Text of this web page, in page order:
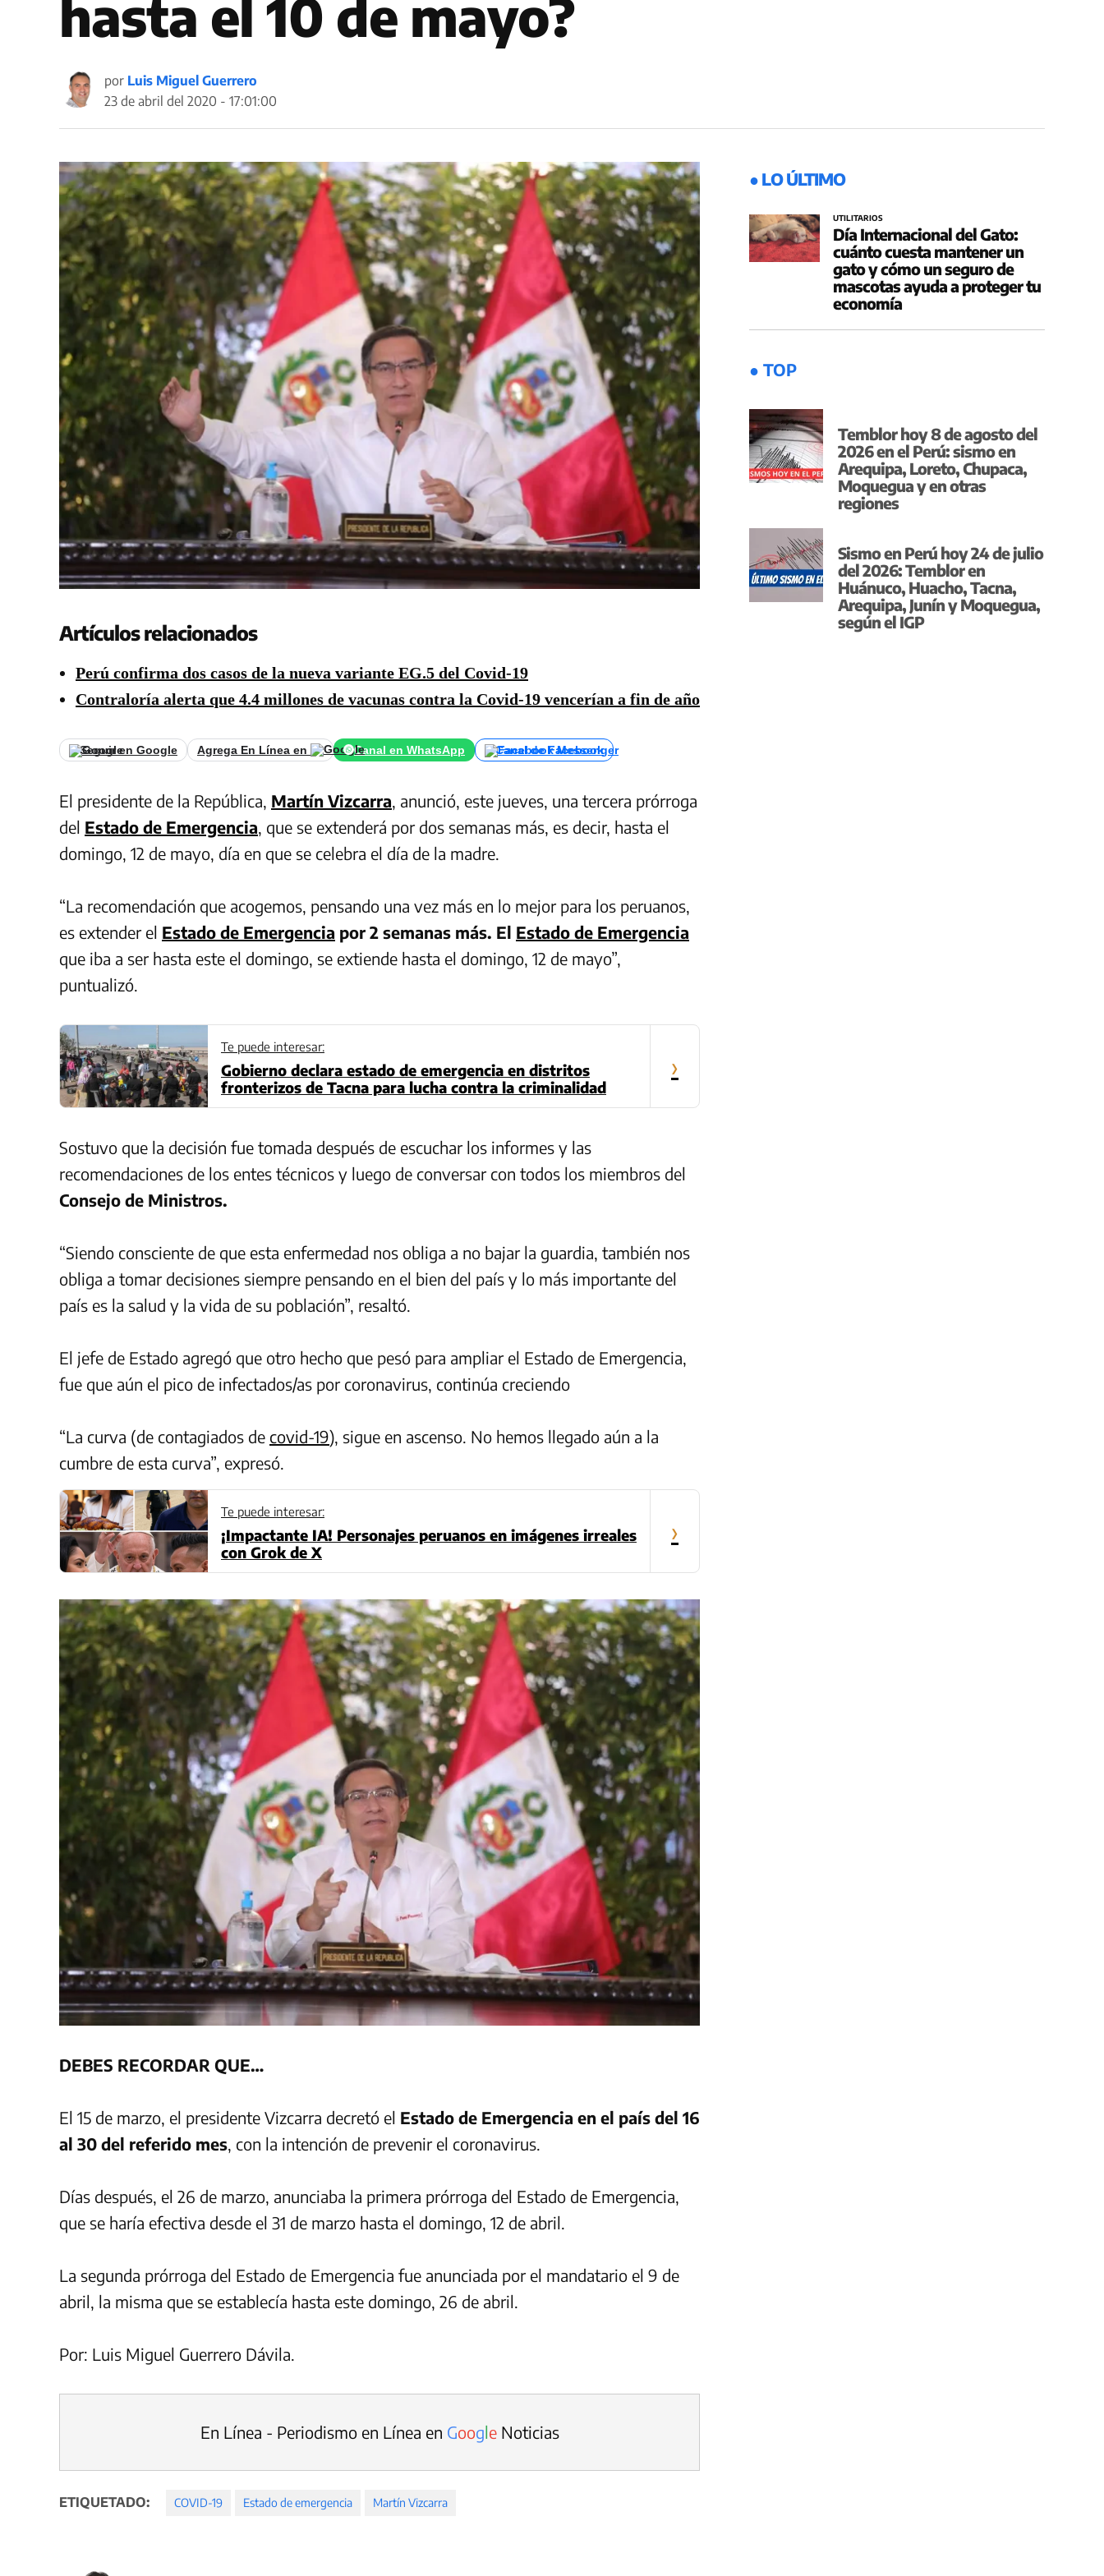
hasta el 10 de mayo?
por Luis Miguel Guerrero
23 de abril del 2020 - 17:01:00
Artículos relacionados
Perú confirma dos casos de la nueva variante EG.5 del Covid-19
Contraloría alerta que 4.4 millones de vacunas contra la Covid-19 vencerían a fin de año
Seguir en Google Agrega En Línea en Canal en WhatsApp Canal de Facebook
El presidente de la República, Martín Vizcarra , anunció, este jueves, una tercera prórroga
del Estado de Emergencia , que se extenderá por dos semanas más, es decir, hasta el
domingo, 12 de mayo, día en que se celebra el día de la madre.
“La recomendación que acogemos, pensando una vez más en lo mejor para los peruanos,
es extender el Estado de Emergencia por 2 semanas más. El Estado de Emergencia
que iba a ser hasta este el domingo, se extiende hasta el domingo, 12 de mayo”,
puntualizó.
Te puede interesar:
Gobierno declara estado de emergencia en distritos
fronterizos de Tacna para lucha contra la criminalidad
›
Sostuvo que la decisión fue tomada después de escuchar los informes y las
recomendaciones de los entes técnicos y luego de conversar con todos los miembros del
Consejo de Ministros.
“Siendo consciente de que esta enfermedad nos obliga a no bajar la guardia, también nos
obliga a tomar decisiones siempre pensando en el bien del país y lo más importante del
país es la salud y la vida de su población”, resaltó.
El jefe de Estado agregó que otro hecho que pesó para ampliar el Estado de Emergencia,
fue que aún el pico de infectados/as por coronavirus, continúa creciendo
“La curva (de contagiados de covid-19), sigue en ascenso. No hemos llegado aún a la
cumbre de esta curva”, expresó.
Te puede interesar:
¡Impactante IA! Personajes peruanos en imágenes irreales
con Grok de X
›
DEBES RECORDAR QUE…
El 15 de marzo, el presidente Vizcarra decretó el Estado de Emergencia en el país del 16
al 30 del referido mes, con la intención de prevenir el coronavirus.
Días después, el 26 de marzo, anunciaba la primera prórroga del Estado de Emergencia,
que se haría efectiva desde el 31 de marzo hasta el domingo, 12 de abril.
La segunda prórroga del Estado de Emergencia fue anunciada por el mandatario el 9 de
abril, la misma que se establecía hasta este domingo, 26 de abril.
Por: Luis Miguel Guerrero Dávila.
En Línea - Periodismo en Línea en GoogleNoticias
ETIQUETADO: COVID-19 Estado de emergencia Martín Vizcarra
● LO ÚLTIMO
UTILITARIOS
Día Internacional del Gato:
cuánto cuesta mantener un
gato y cómo un seguro de
mascotas ayuda a proteger tu
economía
● TOP
Temblor hoy 8 de agosto del
2026 en el Perú: sismo en
Arequipa, Loreto, Chupaca,
Moquegua y en otras
regiones
Sismo en Perú hoy 24 de julio
del 2026: Temblor en
Huánuco, Huacho, Tacna,
Arequipa, Junín y Moquegua,
según el IGP